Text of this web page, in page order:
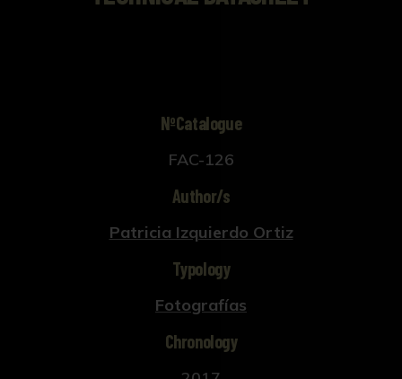
NºCatalogue
FAC-126
Author/s
Patricia Izquierdo Ortiz
Typology
Fotografías
Chronology